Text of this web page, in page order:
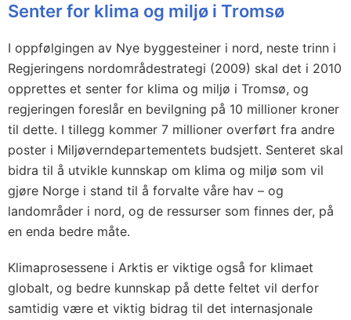
Senter for klima og miljø i Tromsø
I oppfølgingen av Nye byggesteiner i nord, neste trinn i
Regjeringens nordområdestrategi (2009) skal det i 2010
opprettes et senter for klima og miljø i Tromsø, og
regjeringen foreslår en bevilgning på 10 millioner kroner
til dette. I tillegg kommer 7 millioner overført fra andre
poster i Miljøverndepartementets budsjett. Senteret skal
bidra til å utvikle kunnskap om klima og miljø som vil
gjøre Norge i stand til å forvalte våre hav – og
landområder i nord, og de ressurser som finnes der, på
en enda bedre måte.
Klimaprosessene i Arktis er viktige også for klimaet
globalt, og bedre kunnskap på dette feltet vil derfor
samtidig være et viktig bidrag til det internasjonale